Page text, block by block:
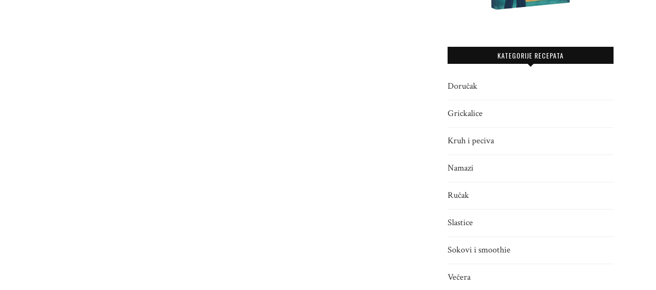
KATEGORIJE RECEPATA
Doručak
Grickalice
Kruh i peciva
Namazi
Ručak
Slastice
Sokovi i smoothie
Večera